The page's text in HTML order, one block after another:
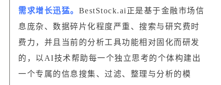
需求增长迅猛。 BestStock.ai正是基于金融市场信
息庞杂、数据碎片化程度严重、搜索与研究费时
费力，并且当前的分析工具功能相对固化而研发
的，以AI技术帮助每一个独立思考的个体构建出
一个专属的信息搜集、过滤、整理与分析的模